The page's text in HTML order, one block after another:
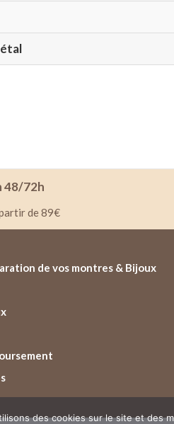
48/72h
de 89€
de vos montres & Bijoux
des cookies sur le site et des